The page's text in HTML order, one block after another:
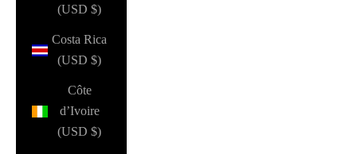
(USD $)
Costa Rica
(USD $)
Côte
d’Ivoire
(USD $)